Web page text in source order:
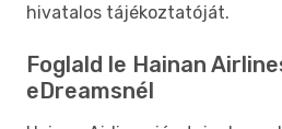
hivatalos tájékoztatóját.
Foglald le Hainan
eDreamsnél